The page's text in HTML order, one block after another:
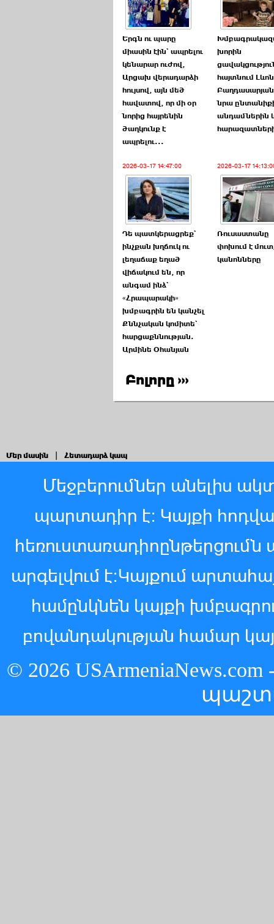
Երգն ու պարը
միասին էին` ապրելու
կենարար ուժով,
Արցախ վերադարձի
հույսով, այն մեծ
հավատով, որ մի օր
նորից հայրենին
ծաղկունք է
ապրելու...
խորին
հայտնում Լևոն
նրա
անդամներին
2026-03-17 14:47:00
Դե պատկերացրեք`
ինչքան խղճուկ ու
լեղաճաք եղած
վիճակում են, որ
անգամ ինձ`
«Հրապարակի»
խմբագրին են կանչել
Քննչական կոմիտե`
հարցաքննության.
Արմինե Օհանյան
2026-03-17
Ռուսաստանը
փոխում է
կանոնները
Բոլորը ›››
Մեր մասին Հետադարձ կապ
Մեջբերումներ անելիս
պարտադիր է: Կայքի
հեռուստառադիոընթերցումն
արգելվում է:Կայքում
համընկնեն կայքի
բովանդակության համար
© 2026